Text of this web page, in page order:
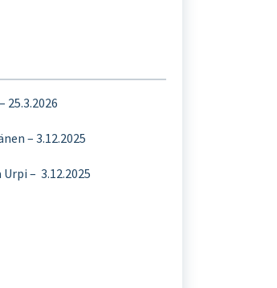
– 3.12.2025
– 3.12.2025